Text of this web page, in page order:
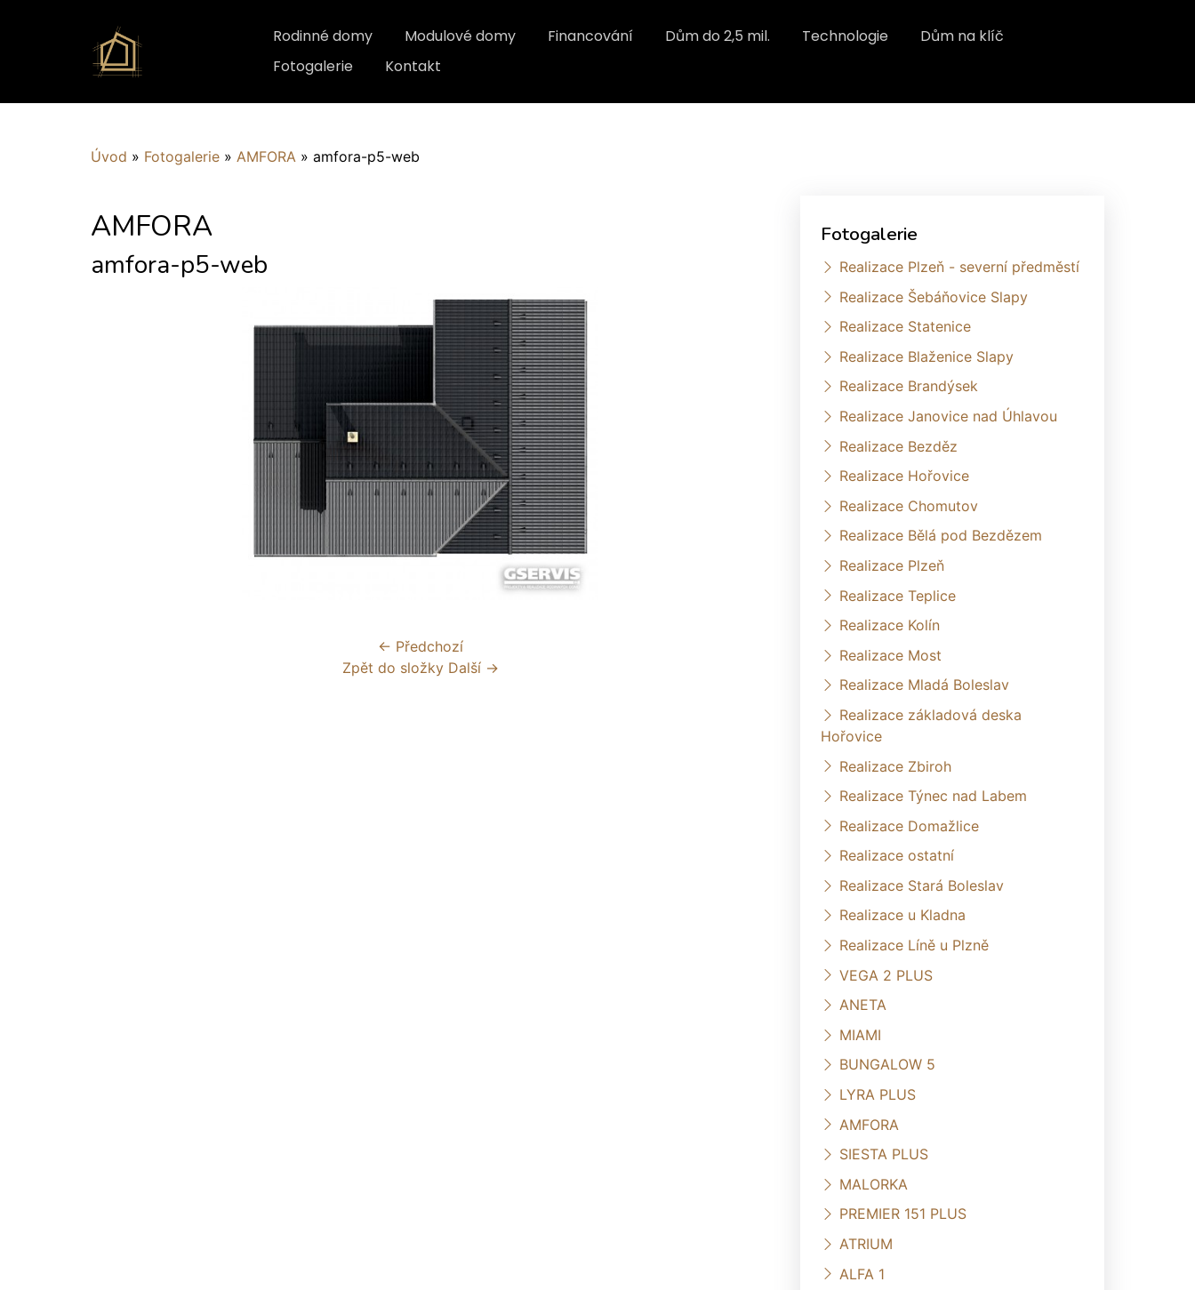
Rodinné domy Modulové domy Financování Dům do 2,5 mil. Technologie
Dům na klíč
Fotogalerie
Kontakt
Úvod » Fotogalerie » AMFORA » amfora-p5-web
AMFORA
amfora-p5-web
← Předchozí
Zpět do složky Další →
Fotogalerie
Realizace Plzeň - severní předměstí
Realizace Šebáňovice Slapy
Realizace Statenice
Realizace Blaženice Slapy
Realizace Brandýsek
Realizace Janovice nad Úhlavou
Realizace Bezděz
Realizace Hořovice
Realizace Chomutov
Realizace Bělá pod Bezdězem
Realizace Plzeň
Realizace Teplice
Realizace Kolín
Realizace Most
Realizace Mladá Boleslav
Realizace základová deska
Hořovice
Realizace Zbiroh
Realizace Týnec nad Labem
Realizace Domažlice
Realizace ostatní
Realizace Stará Boleslav
Realizace u Kladna
Realizace Líně u Plzně
VEGA 2 PLUS
ANETA
MIAMI
BUNGALOW 5
LYRA PLUS
AMFORA
SIESTA PLUS
MALORKA
PREMIER 151 PLUS
ATRIUM
ALFA 1